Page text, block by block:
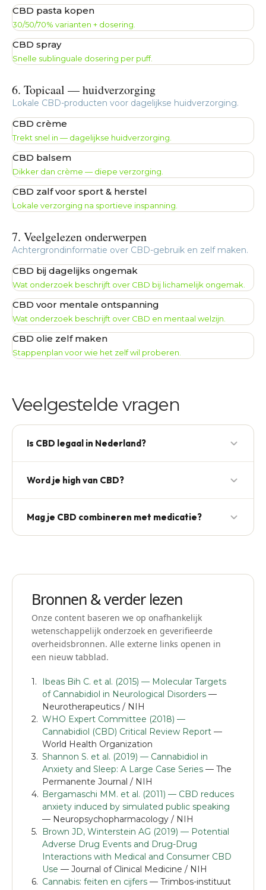
CBD pasta kopen
30/50/70% varianten + dosering.
CBD spray
Snelle sublinguale dosering per puff.
6. Topicaal — huidverzorging
Lokale CBD-producten voor dagelijkse huidverzorging.
CBD crème
Trekt snel in — dagelijkse huidverzorging.
CBD balsem
Dikker dan crème — diepe verzorging.
CBD zalf voor sport & herstel
Lokale verzorging na sportieve inspanning.
7. Veelgelezen onderwerpen
Achtergrondinformatie over CBD-gebruik en zelf maken.
CBD bij dagelijks ongemak
Wat onderzoek beschrijft over CBD bij lichamelijk ongemak.
CBD voor mentale ontspanning
Wat onderzoek beschrijft over CBD en mentaal welzijn.
CBD olie zelf maken
Stappenplan voor wie het zelf wil proberen.
Veelgestelde vragen
Is CBD legaal in Nederland?
Word je high van CBD?
veroorzaakt een high-gevoel.
Mag je CBD combineren met medicatie?
Bronnen & verder lezen
Onze content baseren we op onafhankelijk
wetenschappelijk onderzoek en geverifieerde
overheidsbronnen. Alle externe links openen in
een nieuw tabblad.
Ibeas Bih C. et al. (2015) — Molecular Targets
of Cannabidiol in Neurological Disorders —
Neurotherapeutics / NIH
WHO Expert Committee (2018) —
Cannabidiol (CBD) Critical Review Report —
World Health Organization
Shannon S. et al. (2019) — Cannabidiol in
Anxiety and Sleep: A Large Case Series — The
Permanente Journal / NIH
Bergamaschi MM. et al. (2011) — CBD reduces
anxiety induced by simulated public speaking
— Neuropsychopharmacology / NIH
Brown JD, Winterstein AG (2019) — Potential
Adverse Drug Events and Drug-Drug
Interactions with Medical and Consumer CBD
Use — Journal of Clinical Medicine / NIH
Cannabis: feiten en cijfers — Trimbos-instituut